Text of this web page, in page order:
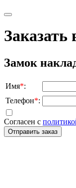
Заказать
Замок
Имя*:
Телефон*:
Согласен с
Отправить заказ